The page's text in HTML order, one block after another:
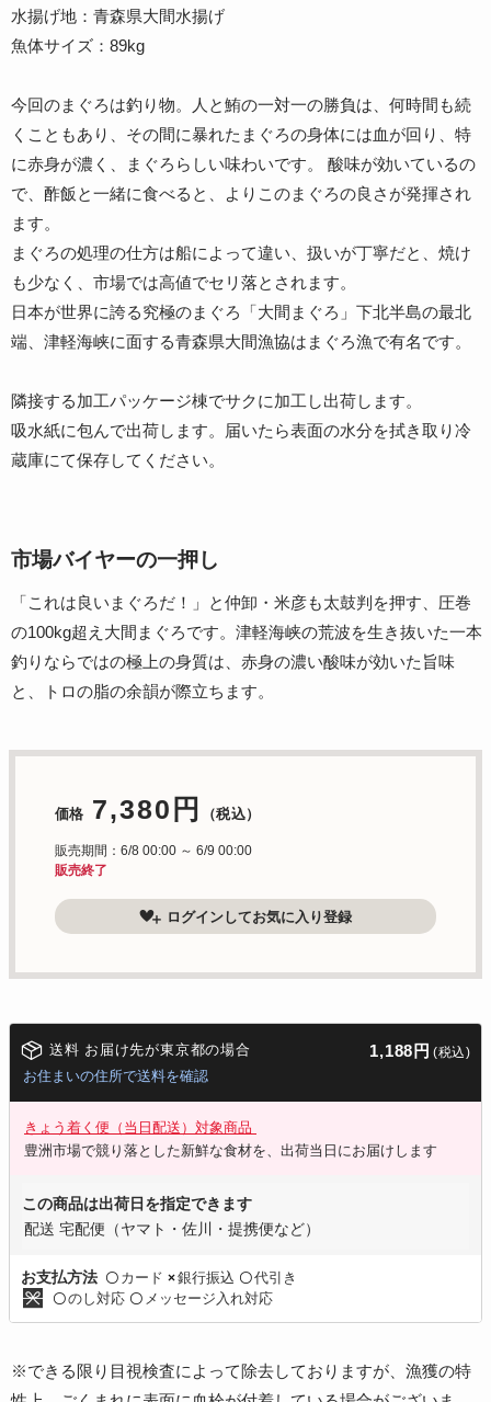
水揚げ地：青森県大間水揚げ
魚体サイズ：89kg
今回のまぐろは釣り物。人と鮪の一対一の勝負は、何時間も続
くこともあり、その間に暴れたまぐろの身体には血が回り、特
に赤身が濃く、
まぐろらしい味わいです。 酸味が効いているの
で、酢飯と一緒に食べると、よりこのまぐろの良さが発揮され
ます。
まぐろの処理の仕方は船によって違い、扱いが丁寧だと、焼け
も少なく、市場では高値でセリ落とされます。
日本が世界に誇る究極のまぐろ「大間まぐろ」下北半島の最北
端、津軽海峡に面する青森県大間漁協はまぐろ漁で有名です。
隣接する加工パッケージ棟でサクに加工し出荷します。
吸水紙に包んで出荷します。届いたら表面の水分を拭き取り冷
蔵庫にて保存してください。
市場バイヤーの一押し
「これは良いまぐろだ！」と仲卸・米彦も太鼓判を押す、圧巻
の100kg超え大間まぐろです。津軽海峡の荒波を生き抜いた一本
釣りならではの極上の身質は、赤身の濃い酸味が効いた旨味
と、トロの脂の余韻が際立ちます。
価格 7,380円 （税込）
販売期間：6/8 00:00 ～ 6/9 00:00
販売終了
ログインしてお気に入り登録
送料 お届け先が東京都の場合 1,188円 (税込)
お住まいの住所で送料を確認
きょう着く便（当日配送）対象商品
豊洲市場で競り落とした新鮮な食材を、出荷当日にお届けします
この商品は出荷日を指定できます
配送 宅配便（ヤマト・佐川・提携便など）
お支払方法 〇 カード ×銀行振込 〇代引き
〇のし対応 〇 メッセージ入れ対応
※できる限り目視検査によって除去しておりますが、漁獲の特